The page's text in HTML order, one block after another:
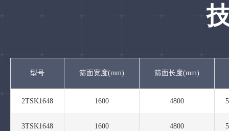
型号 筛面宽度(mm) 筛面长度(mm)
2TSK1648 1600 4800
3TSK1648 1600 4800